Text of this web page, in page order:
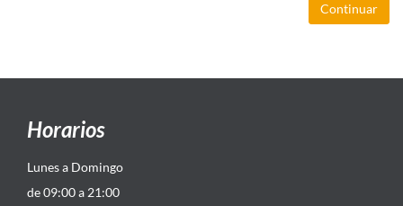
Continuar
Horarios
Lunes a Domingo
de 09:00 a 21:00